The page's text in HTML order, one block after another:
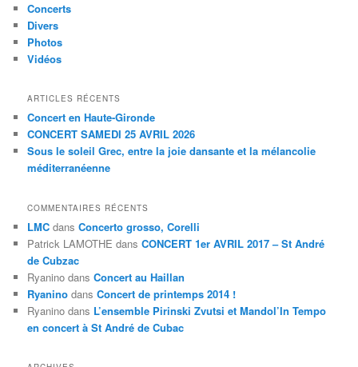
Concerts
Divers
Photos
Vidéos
ARTICLES RÉCENTS
Concert en Haute-Gironde
CONCERT SAMEDI 25 AVRIL 2026
Sous le soleil Grec, entre la joie dansante et la mélancolie
méditerranéenne
COMMENTAIRES RÉCENTS
LMC dansConcerto grosso, Corelli
Patrick LAMOTHE dansCONCERT 1er AVRIL 2017 – St André
de Cubzac
Ryanino dansConcert au Haillan
Ryanino dansConcert de printemps 2014 !
Ryanino dans L’ensemble Pirinski Zvutsi et Mandol’In Tempo
en concert à St André de Cubac